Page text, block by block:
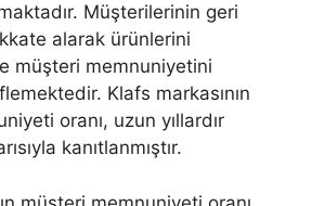
Müşterilerinin geri
alarak ürünlerini
müşteri memnuniyetini
Klafs markasının
oranı, uzun yıllardır
kanıtlanmıştır.